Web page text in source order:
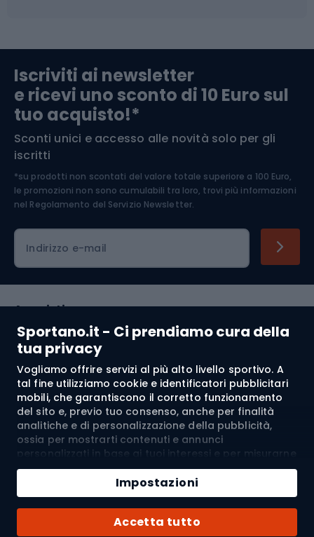
Sportano.it - Ci prendiamo cura della
tua privacy
Vogliamo offrire servizi al più alto livello sportivo. A
tal fine utilizziamo cookie e identificatori pubblicitari
mobili, che garantiscono il corretto funzionamento
del sito e, previo tuo consenso, anche per finalità
analitiche e di personalizzazione della pubblicità,
ossia per mostrarti contenuti e annunci
personalizzati in base ai tuoi interessi e per misurarne
l’efficacia. I cookie e gli identificatori pubblicitari
mobili possono essere utilizzati sia per attività
pubblicitarie personalizzate sia non personalizzate, a
seconda dei consensi da te espressi. Se clicchi su
“Accetta tutto”, acconsenti al trattamento dei tuoi
Accetta tutto
Impostazioni
Quantità
Aggiungi al carrello
Acquista con
Abbigliamento da escursionismo
Componenti per biciclette
Arrampicata
Medicina dello sport
Abbigliamento ciclistico
Iscriviti ai newsletter
e ricevi uno sconto di 10 Euro sul
tuo acquisto!*
Sconti unici e accesso alle novità solo per gli
iscritti
*su prodotti non scontati del valore totale superiore a 100 Euro,
le promozioni non sono cumulabili tra loro, trovi più informazioni
nel Regolamento del Servizio Newsletter.
Indirizzo e-mail
Acquisti
Servizio clienti
Regolamento
Chi siamo
© 2026 Sportano